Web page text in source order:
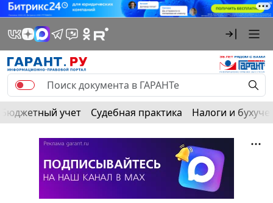
Бюджетный учет Судебная практика Налоги и